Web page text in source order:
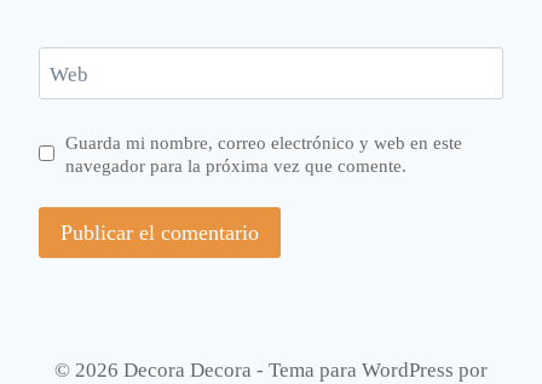
Web
Guarda mi nombre, correo electrónico y web en este
navegador para la próxima vez que comente.
© 2026 Decora Decora - Tema para WordPress por